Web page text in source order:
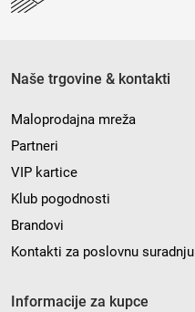
Naše trgovine & kontakti
Maloprodajna mreža
Partneri
VIP kartice
Klub pogodnosti
Brandovi
Kontakti za poslovnu suradnju
Informacije za kupce